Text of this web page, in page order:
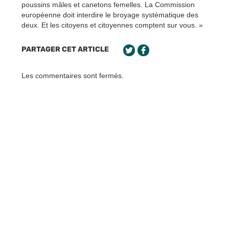
poussins mâles et canetons femelles. La Commission
européenne doit interdire le broyage systématique des
deux. Et les citoyens et citoyennes comptent sur vous. »
PARTAGER CET ARTICLE
Les commentaires sont fermés.